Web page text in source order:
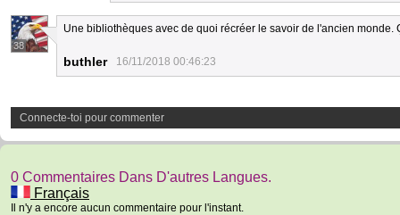
38
Une bibliothèques avec de quoi récréer le savoir de l'ancien monde.
buthler 16/11/2018 00:46:23
Connecte-toi pour commenter
0 Commentaires Dans D'autres Langues.
Français
Il n'y a encore aucun commentaire pour l'instant.